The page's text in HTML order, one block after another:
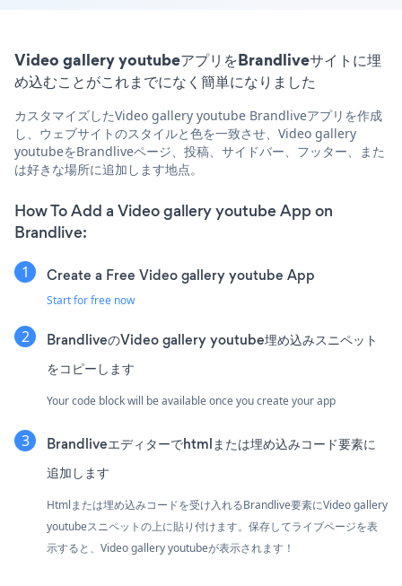
Video gallery youtubeアプリをBrandliveサイトに埋
め込むことがこれまでになく簡単になりました
カスタマイズしたVideo gallery youtube Brandliveアプリを作成
し、ウェブサイトのスタイルと色を一致させ、Video gallery
youtubeをBrandliveページ、投稿、サイドバー、フッター、また
は好きな場所に追加します地点。
How To Add a Video gallery youtube App on
Brandlive:
Create a Free Video gallery youtube App
Start for free now
BrandliveのVideo gallery youtube埋め込みスニペット
をコピーします
Your code block will be available once you create your app
Brandliveエディターでhtmlまたは埋め込みコード要素に
追加します
Htmlまたは埋め込みコードを受け入れるBrandlive要素にVideo gallery
youtubeスニペットの上に貼り付けます。保存してライブページを表
示すると、Video gallery youtubeが表示されます！